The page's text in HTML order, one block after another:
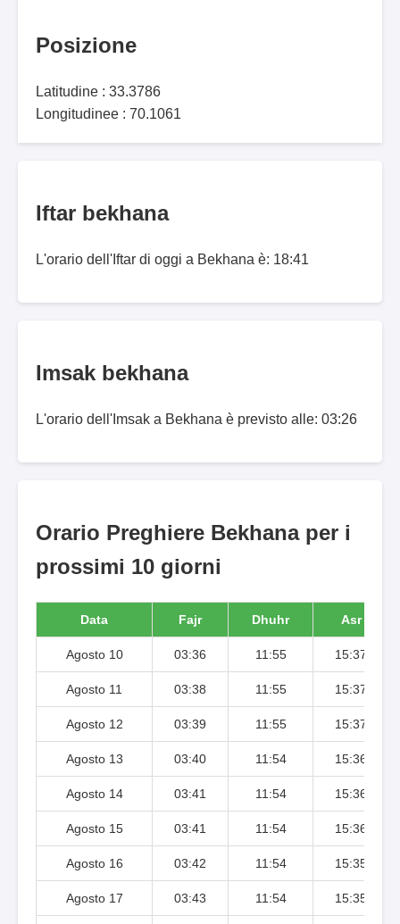
Posizione
Latitudine : 33.3786
Longitudinee : 70.1061
Iftar bekhana
L'orario dell'Iftar di oggi a Bekhana è: 18:41
Imsak bekhana
L'orario dell'Imsak a Bekhana è previsto alle: 03:26
Orario Preghiere Bekhana per i
prossimi 10 giorni
Data Fajr Dhuhr Asr
Agosto 10 03:36 11:55 15:37
Agosto 11 03:38 11:55 15:37
Agosto 12 03:39 11:55 15:37
Agosto 13 03:40 11:54 15:36
Agosto 14 03:41 11:54 15:36
Agosto 15 03:41 11:54 15:36
Agosto 16 03:42 11:54 15:35
Agosto 17 03:43 11:54 15:35